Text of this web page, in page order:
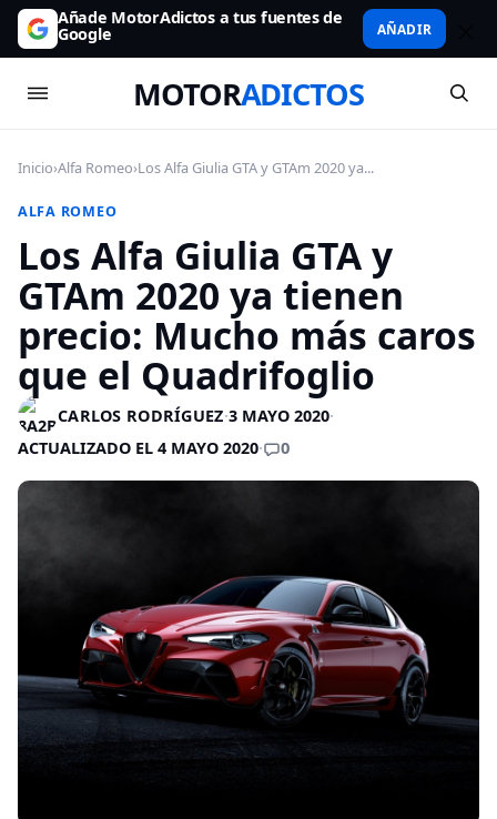
Añade MotorAdictos a tus fuentes de
Google AÑADIR
MOTORADICTOS
Inicio›Alfa Romeo›Los Alfa Giulia GTA y GTAm 2020 ya...
ALFA ROMEO
Los Alfa Giulia GTA y
GTAm 2020 ya tienen
precio: Mucho más caros
que el Quadrifoglio
CARLOS RODRÍGUEZ·3 MAYO 2020·
ACTUALIZADO EL 4 MAYO 2020· 0